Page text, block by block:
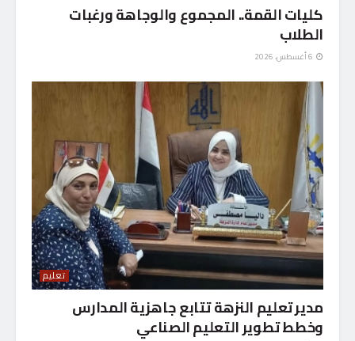
كليات القمة.. المجموع والوجاهة ورغبات
الطلاب
تعليم
مدير تعليم النزهة تتابع جاهزية المدارس
وخطط تطوير التعليم الصناعي